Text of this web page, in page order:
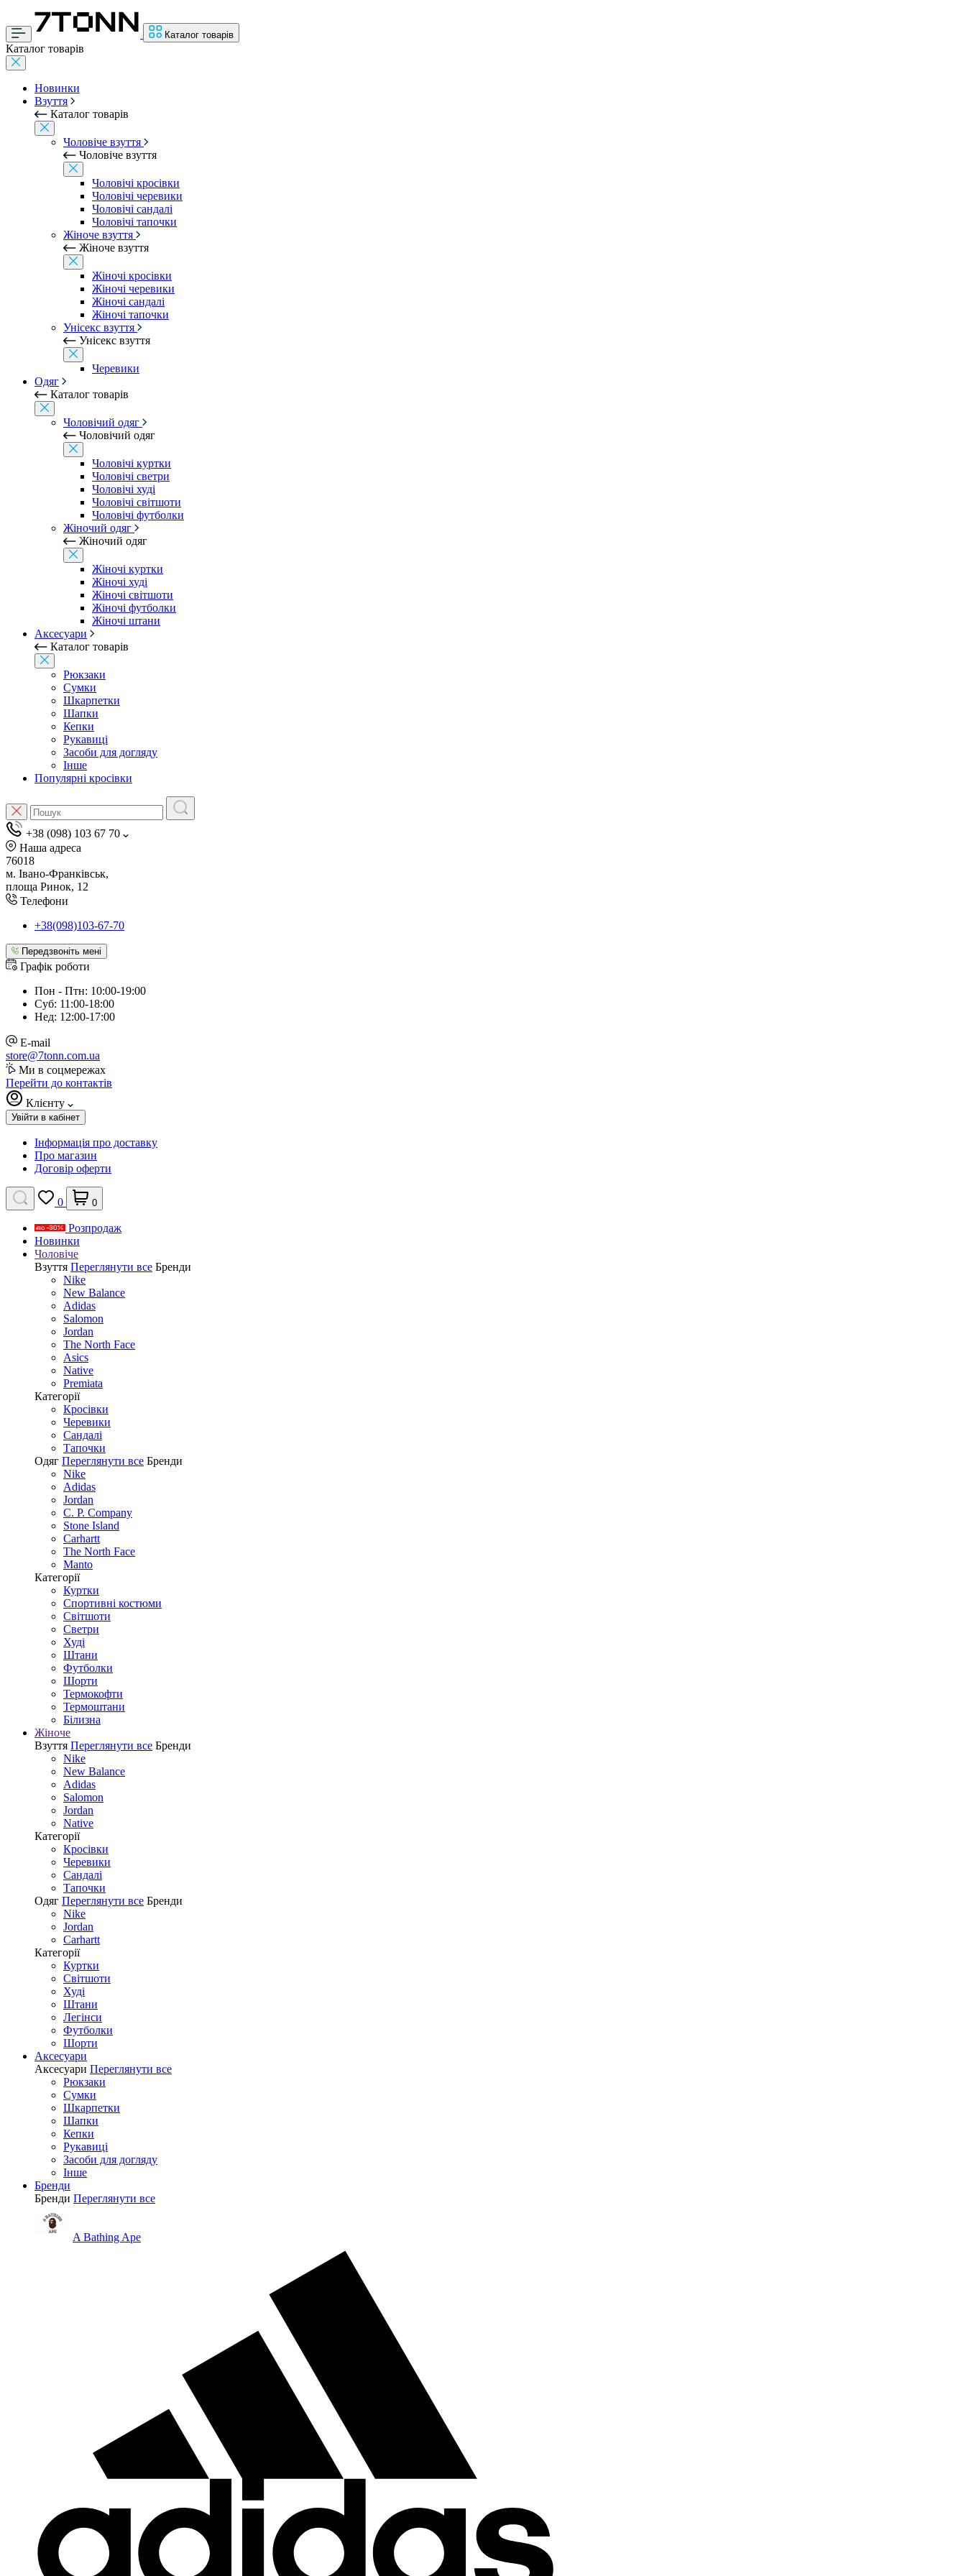
Каталог товарів
Каталог товарів
Новинки
Взуття
Каталог товарів
Чоловіче взуття
Чоловіче взуття
Чоловічі кросівки
Чоловічі черевики
Чоловічі сандалі
Чоловічі тапочки
Жіноче взуття
Жіноче взуття
Жіночі кросівки
Жіночі черевики
Жіночі сандалі
Жіночі тапочки
Унісекс взуття
Унісекс взуття
Черевики
Одяг
Каталог товарів
Чоловічий одяг
Чоловічий одяг
Чоловічі куртки
Чоловічі светри
Чоловічі худі
Чоловічі світшоти
Чоловічі футболки
Жіночий одяг
Жіночий одяг
Жіночі куртки
Жіночі худі
Жіночі світшоти
Жіночі футболки
Жіночі штани
Аксесуари
Каталог товарів
Рюкзаки
Сумки
Шкарпетки
Шапки
Кепки
Рукавиці
Засоби для догляду
Інше
Популярні кросівки
+38 (098) 103 67 70
Наша адреса
76018
м. Івано-Франківськ,
площа Ринок, 12
Телефони
+38(098)103-67-70
Передзвоніть мені
Графік роботи
Пон - Птн: 10:00-19:00
Суб: 11:00-18:00
Нед: 12:00-17:00
E-mail
store@7tonn.com.ua
Ми в соцмережах
Перейти до контактів
Клієнту
Увійти в кабінет
Інформація про доставку
Про магазин
Договір оферти
0 0
Розпродаж
Новинки
Чоловіче
Взуття Переглянути все Бренди
Nike
New Balance
Adidas
Salomon
Jordan
The North Face
Asics
Native
Premiata
Категорії
Кросівки
Черевики
Сандалі
Tапочки
Одяг Переглянути все Бренди
Nike
Adidas
Jordan
C. P. Company
Stone Island
Carhartt
The North Face
Manto
Категорії
Куртки
Спортивні костюми
Світшоти
Светри
Худі
Штани
Футболки
Шорти
Термокофти
Термоштани
Білизна
Жіноче
Взуття Переглянути все Бренди
Nike
New Balance
Adidas
Salomon
Jordan
Native
Категорії
Кросівки
Черевики
Сандалі
Tапочки
Одяг Переглянути все Бренди
Nike
Jordan
Carhartt
Категорії
Куртки
Світшоти
Худі
Штани
Легінси
Футболки
Шорти
Аксесуари
Аксесуари Переглянути все
Рюкзаки
Сумки
Шкарпетки
Шапки
Кепки
Рукавиці
Засоби для догляду
Інше
Бренди
Бренди Переглянути все
A Bathing Ape